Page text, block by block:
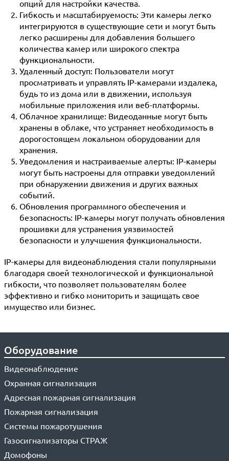
опций для настройки качества.
Гибкость и масштабируемость: Эти камеры легко
интегрируются в существующие сети и могут быть
легко расширены для добавления большего
количества камер или широкого спектра
функциональности.
Удаленный доступ: Пользователи могут
просматривать и управлять IP-камерами издалека,
будь то из дома или в движении, используя
мобильные приложения или веб-платформы.
Облачное хранилище: Видеоданные могут быть
хранены в облаке, что устраняет необходимость в
дорогостоящем локальном оборудовании для
хранения.
Уведомления и настраиваемые алерты: IP-камеры
могут быть настроены для отправки уведомлений
при обнаружении движения и других важных
событий.
Обновления программного обеспечения и
безопасность: IP-камеры могут получать обновления
прошивки для устранения уязвимостей
безопасности и улучшения функциональности.
IP-камеры для видеонаблюдения стали популярными
благодаря своей технологической и функциональной
гибкости, что позволяет пользователям более
эффективно и гибко мониторить и защищать свое
имущество или бизнес.
Оборудование
Видеонаблюдение
Охранная сигнализация
Адресная пожарная сигнализация
Пожарная сигнализация
Системы пожаротушения
Газосигнализаторы СТРАЖ
Домофоны